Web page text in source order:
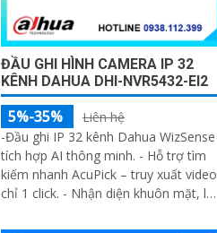
ĐẦU GHI HÌNH CAMERA IP 32
KÊNH DAHUA DHI-NVR5432-EI2
5%-35%
Liên hệ
-Đầu ghi IP 32 kênh Dahua WizSense
tích hợp AI thông minh. - Hỗ trợ tìm
kiếm nhanh AcuPick – truy xuất video
chỉ 1 click. - Nhận diện khuôn mặt, lọc